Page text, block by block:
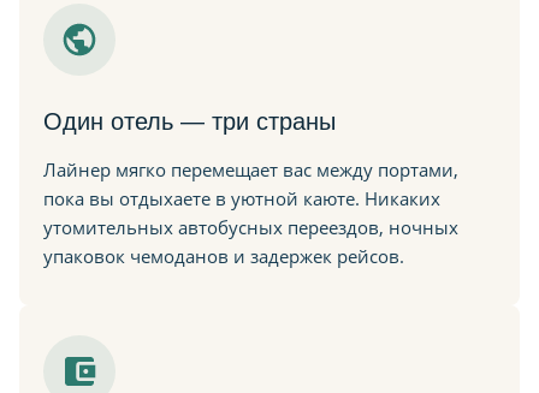
Один отель — три страны
Лайнер мягко перемещает вас между портами,
пока вы отдыхаете в уютной каюте. Никаких
утомительных автобусных переездов, ночных
упаковок чемоданов и задержек рейсов.